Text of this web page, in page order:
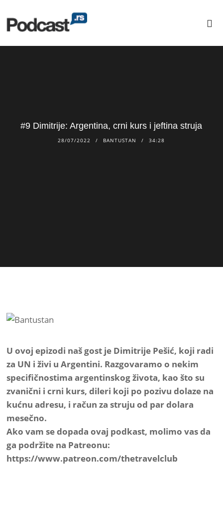
#9 Dimitrije: Argentina, crni kurs i jeftina struja
28/07/2022 BANTUSTAN 34:28
U ovoj epizodi naš gost je Dimitrije Pešić, koji radi
za UN i živi u Argentini. Razgovaramo o nekim
specifičnostima argentinskog života, kao što su
zvanični i crni kurs, dileri koji po pozivu dolaze na
kućnu adresu, i račun za struju od par dolara
mesečno.
Ako vam se dopada ovaj podkast, molimo vas da
ga podržite na Patreonu:
https://www.patreon.com/thetravelclub